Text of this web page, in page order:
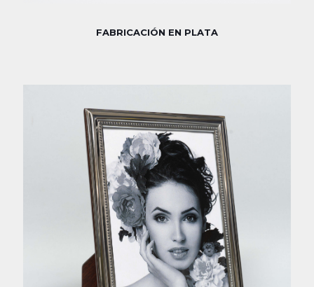
FABRICACIÓN EN PLATA